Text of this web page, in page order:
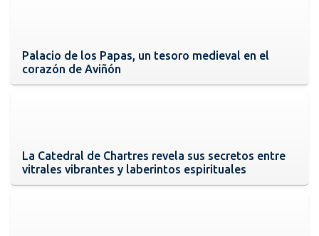
Palacio de los Papas, un tesoro medieval en el
corazón de Aviñón
La Catedral de Chartres revela sus secretos entre
vitrales vibrantes y laberintos espirituales